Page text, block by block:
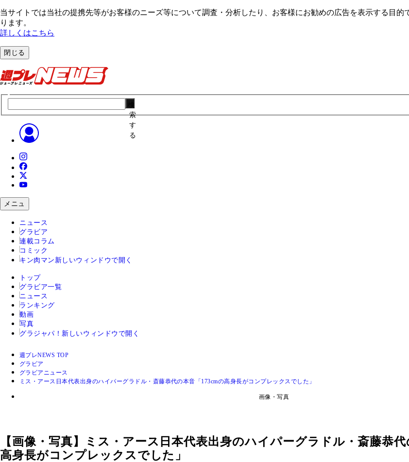
当サイトでは当社の提携先等がお客様のニーズ等について調査・分析したり、お客様にお勧めの広告を表⽰する⽬的
ります。
詳しくはこちら
閉じる
索
す
る
メニュ
ニュース
グラビア
連載コラム
コミック
キン肉マン 新しいウィンドウで開く
トップ
グラビア一覧
ニュース
ランキング
動画
写真
グラジャパ！ 新しいウィンドウで開く
週プレNEWS TOP
グラビア
グラビアニュース
ミス・アース日本代表出身のハイパーグラドル・斎藤恭代の本音「173cmの高身長がコンプレックスでした」
画像・写真
【画像・写真】ミス・アース日本代表出身のハイパーグラドル・斎藤恭
高身長がコンプレックスでした」